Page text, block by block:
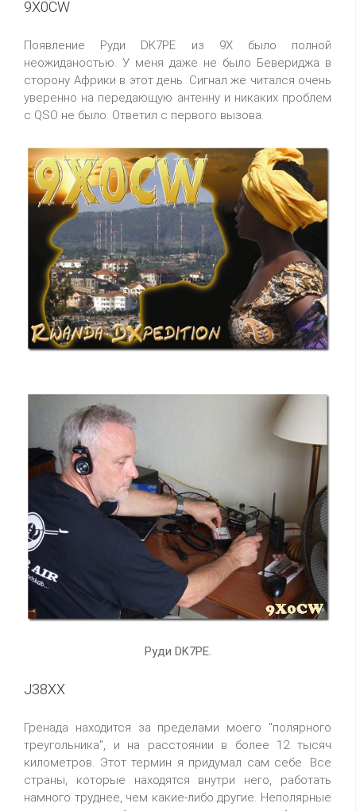
9X0CW
Появление Руди DK7PE из 9X было полной
неожиданостью. У меня даже не было Бевериджа в
сторону Африки в этот день. Сигнал же читался очень
уверенно на передающую антенну и никаких проблем
с QSO не было. Ответил с первого вызова.
Руди DK7PE.
J38XX
Гренада находится за пределами моего "полярного
треугольника", и на расстоянии в более 12 тысяч
километров. Этот термин я придумал сам себе. Все
страны, которые находятся внутри него, работать
намного труднее, чем какие-либо другие. Неполярные